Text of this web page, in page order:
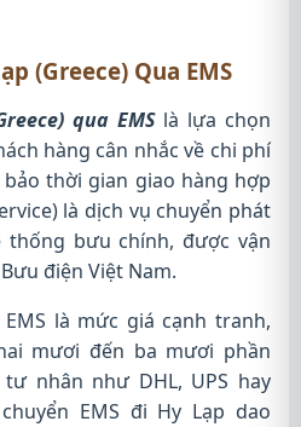
(Greece) Qua EMS
qua EMSlà lựa chọn
hàng cân nhắc về chi phí
thời gian giao hàng hợp
là dịch vụ chuyển phát
thống bưu chính, được vận
điện Việt Nam.
là mức giá cạnh tranh,
mươi đến ba mươi phần
nhân như DHL, UPS hay
EMS đi Hy Lạp dao